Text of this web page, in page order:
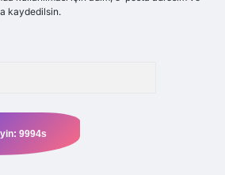
kaydedilsin.